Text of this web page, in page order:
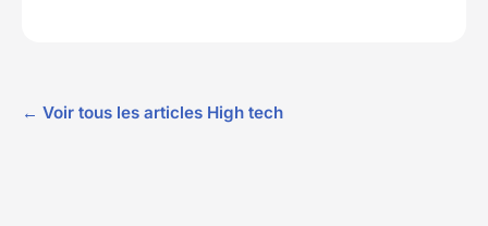
← Voir tous les articles High tech